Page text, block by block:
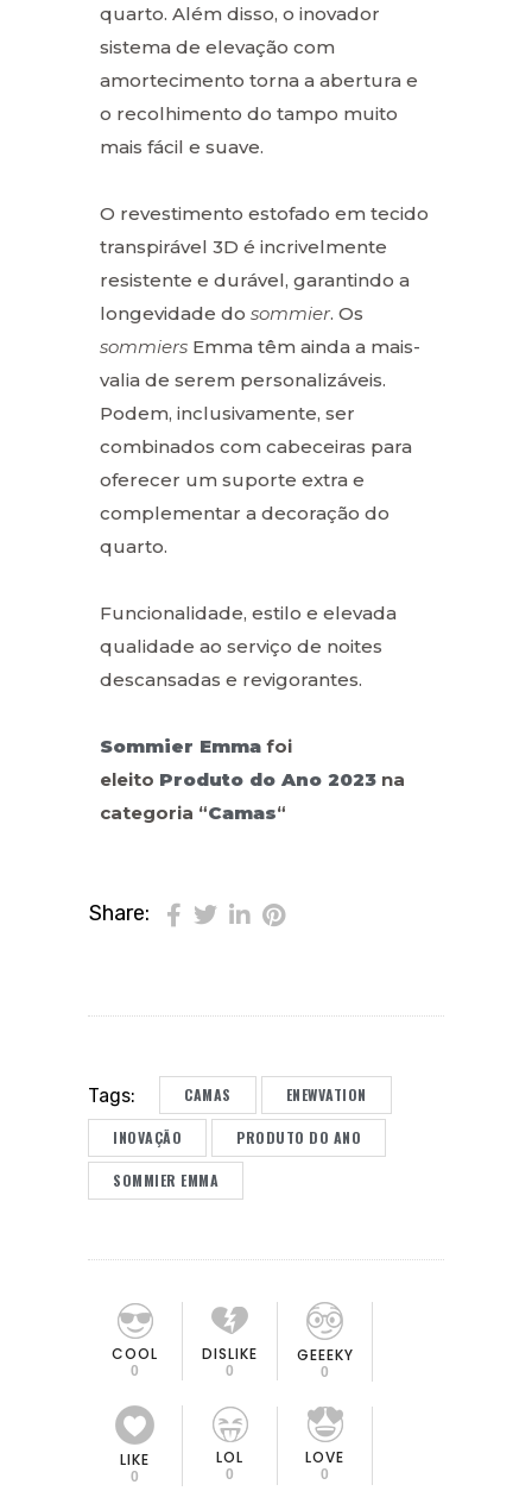
quarto. Além disso, o inovador
sistema de elevação com
amortecimento torna a abertura e
o recolhimento do tampo muito
mais fácil e suave.
O revestimento estofado em tecido
transpirável 3D é incrivelmente
resistente e durável, garantindo a
longevidade do sommier. Os
sommiers Emma têm ainda a mais-
valia de serem personalizáveis.
Podem, inclusivamente, ser
combinados com cabeceiras para
oferecer um suporte extra e
complementar a decoração do
quarto.
Funcionalidade, estilo e elevada
qualidade ao serviço de noites
descansadas e revigorantes.
Sommier Emma foi
eleito Produto do Ano 2023 na
categoria “Camas“
Share:
Tags: CAMAS ENEWVATION
INOVAÇÃO PRODUTO DO ANO
SOMMIER EMMA
COOL
0
DISLIKE
0
GEEEKY
0
LIKE
0
LOL
0
LOVE
0